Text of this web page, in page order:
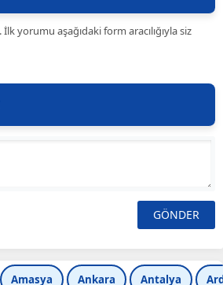
yorumu aşağıdaki form aracılığıyla siz
Amasya Ankara Antalya